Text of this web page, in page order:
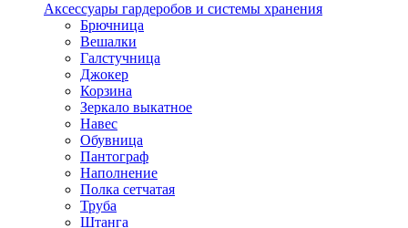
Аксессуары гардеробов и системы хранения
Брючница
Вешалки
Галстучница
Джокер
Корзина
Зеркало выкатное
Навес
Обувница
Пантограф
Наполнение
Полка сетчатая
Труба
Штанга